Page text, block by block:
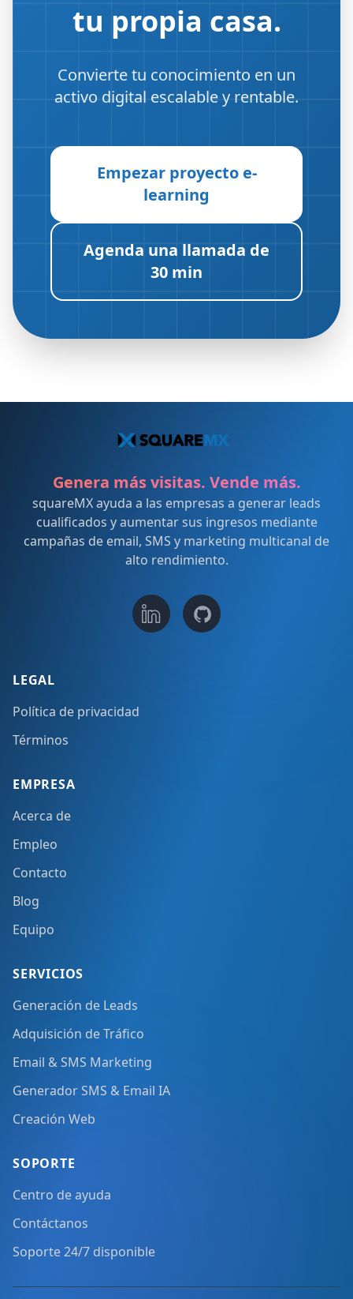
tu propia casa.
Convierte tu conocimiento en un
activo digital escalable y rentable.
Empezar proyecto e-
learning
Agenda una llamada de
30 min
Genera más visitas. Vende más.
squareMX ayuda a las empresas a generar leads
cualificados y aumentar sus ingresos mediante
campañas de email, SMS y marketing multicanal de
alto rendimiento.
LEGAL
Política de privacidad
Términos
EMPRESA
Acerca de
Empleo
Contacto
Blog
Equipo
SERVICIOS
Generación de Leads
Adquisición de Tráfico
Email & SMS Marketing
Generador SMS & Email IA
Creación Web
SOPORTE
Centro de ayuda
Contáctanos
Soporte 24/7 disponible